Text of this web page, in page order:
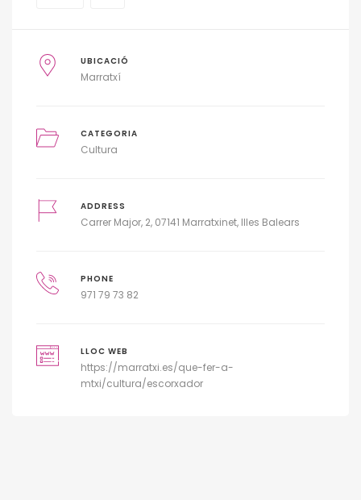
UBICACIÓ
Marratxí
CATEGORIA
Cultura
ADDRESS
Carrer Major, 2, 07141 Marratxinet, Illes Balears
PHONE
971 79 73 82
LLOC WEB
https://marratxi.es/que-fer-a-
mtxi/cultura/escorxador